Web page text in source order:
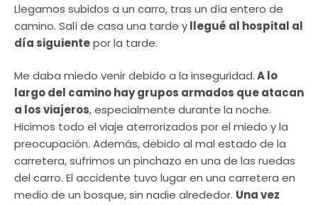
Llegamos subidos a un carro, tras un día entero de
camino. Salí de casa una tarde yllegué al hospital al
día siguientepor la tarde.
Me daba miedo venir debido a la inseguridad.A lo
largo del camino hay grupos armados que atacan
a los viajeros, especialmente durante la noche.
Hicimos todo el viaje aterrorizados por el miedo y la
preocupación. Además, debido al mal estado de la
carretera, sufrimos un pinchazo en una de las ruedas
del carro. El accidente tuvo lugar en una carretera en
medio de un bosque, sin nadie alrededor. Una vez